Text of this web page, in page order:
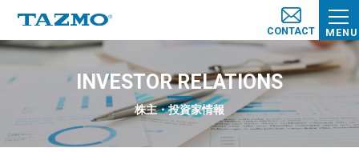
MENU
CONTACT
INVESTOR RELATIONS
株主・投資家情報